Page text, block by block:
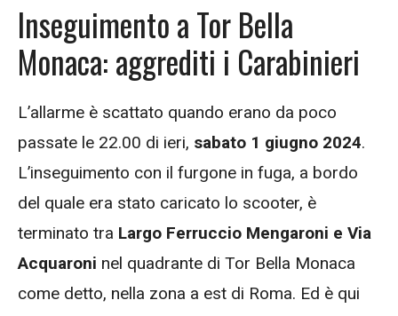
Inseguimento a Tor Bella
Monaca: aggrediti i Carabinieri
L’allarme è scattato quando erano da poco
passate le 22.00 di ieri, sabato 1 giugno 2024.
L’inseguimento con il furgone in fuga, a bordo
del quale era stato caricato lo scooter, è
terminato tra Largo Ferruccio Mengaroni e Via
Acquaroni nel quadrante di Tor Bella Monaca
come detto, nella zona a est di Roma. Ed è qui